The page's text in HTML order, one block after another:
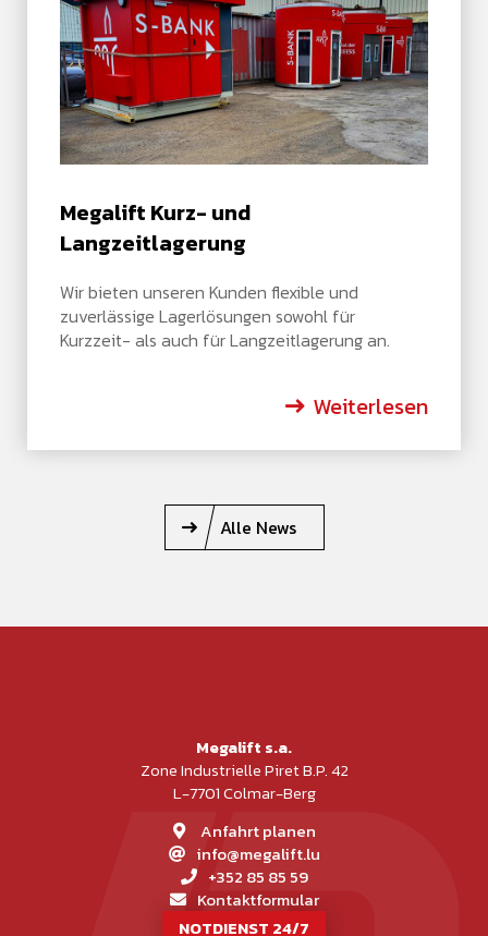
Megalift Kurz- und
Langzeitlagerung
Wir bieten unseren Kunden flexible und
zuverlässige Lagerlösungen sowohl für
Kurzzeit- als auch für Langzeitlagerung an.
Weiterlesen
Alle News
Megalift s.a.
Zone Industrielle Piret B.P. 42
L-7701 Colmar-Berg
Anfahrt planen
info@megalift.lu
+352 85 85 59
Kontaktformular
NOTDIENST 24/7